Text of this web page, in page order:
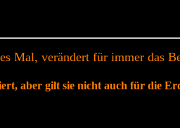
Mal, verändert für immer das
aber gilt sie nicht auch für die